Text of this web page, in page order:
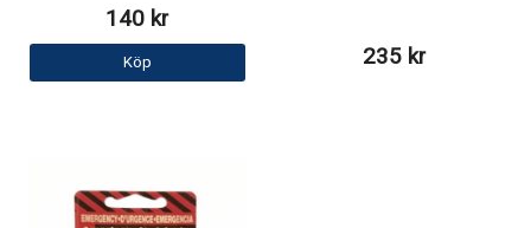
140 kr
Köp 235 kr